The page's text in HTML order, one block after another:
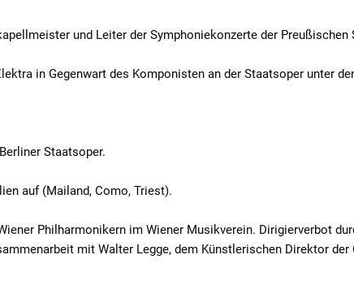
und Leiter der Symphoniekonzerte der
in Gegenwart des Komponisten an der Staatsoper unter
Staatsoper.
auf (Mailand, Como, Triest).
Philharmonikern im Wiener Musikverein. Dirigierverbot
mit Walter Legge, dem Künstlerischen Direktor